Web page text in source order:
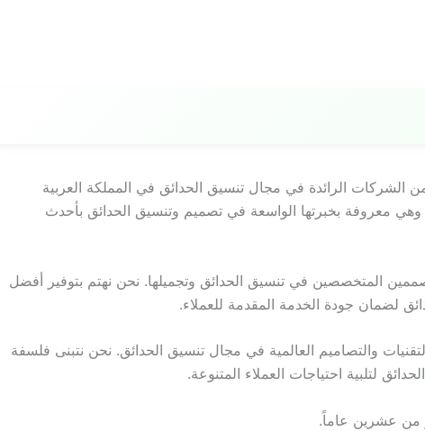
الرائدة في مجال تنسيق الحدائق في المملكة العربية
معروفة بخبرتها الواسعة في تصميم وتنسيق الحدائق بأحدث
المتخصصين في تنسيق الحدائق وتجميلها. نحن نهتم بتوفير أفضل
لضمان جودة الخدمة المقدمة للعملاء.
والتصاميم العالمية في مجال تنسيق الحدائق. نحن نتبنى فلسفة
لتلبية احتياجات العملاء المتنوعة.
من عشرين عاماً.